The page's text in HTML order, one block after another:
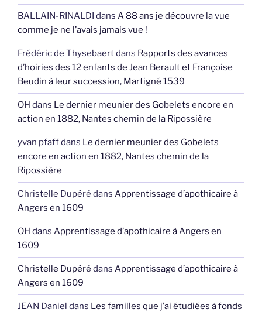
BALLAIN-RINALDI dans A 88 ans je découvre la vue
comme je ne l’avais jamais vue !
Frédéric de Thysebaertdans Rapports des avances
d’hoiries des 12 enfants de Jean Berault et Françoise
Beudin à leur succession, Martigné 1539
OH dans Le dernier meunier des Gobelets encore en
action en 1882, Nantes chemin de la Ripossière
yvan pfaffdans Le dernier meunier des Gobelets
encore en action en 1882, Nantes chemin de la
Ripossière
Christelle Dupéré dans Apprentissage d’apothicaire à
Angers en 1609
OH dans Apprentissage d’apothicaire à Angers en
1609
Christelle Dupéré dans Apprentissage d’apothicaire à
Angers en 1609
JEAN Daniel dans Les familles que j’ai étudiées à fonds